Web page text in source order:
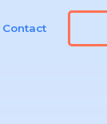
Contact